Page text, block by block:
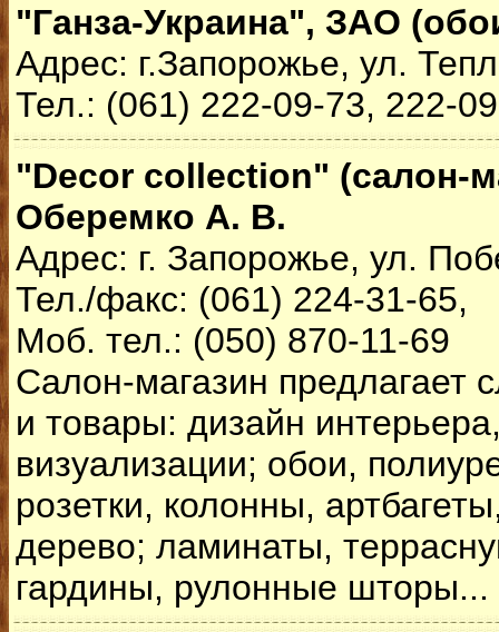
"Ганза-Украина", ЗАО
Адрес: г.Запорожье, ул.
Тел.: (061) 222-09-73, 222-
"Decor collection" (салон-
Оберемко А. В.
Адрес: г. Запорожье, ул.
Тел./факс: (061) 224-31-65,
Моб. тел.: (050) 870-11-69
Салон-магазин предлагает
и товары: дизайн
визуализации; обои,
розетки, колонны,
дерево; ламинаты,
гардины, рулонные шторы...